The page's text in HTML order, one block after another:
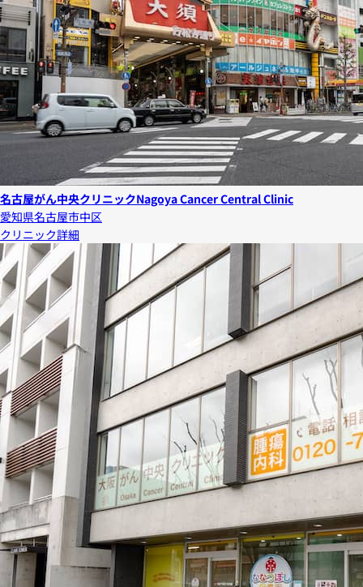
名古屋がん中央クリニックNagoya Cancer Central Clinic
愛知県名古屋市中区
クリニック詳細